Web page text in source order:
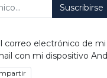
Suscribirse
correo electrónico de mi
con mi dispositivo